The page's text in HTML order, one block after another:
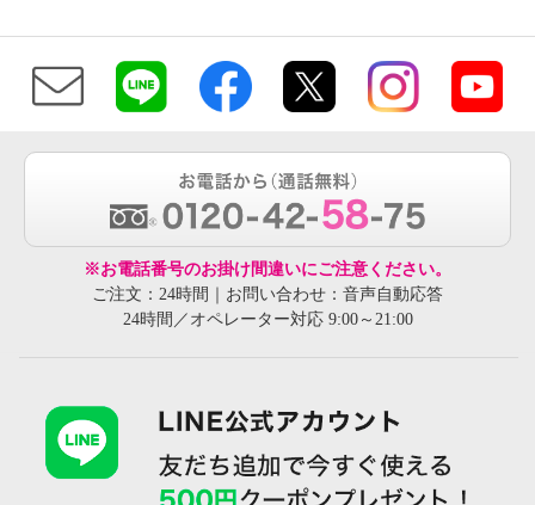
※お電話番号のお掛け間違いにご注意ください。
ご注文：24時間｜お問い合わせ：音声自動応答
24時間／オペレーター対応 9:00～21:00